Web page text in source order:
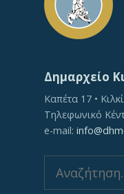
Δημαρχείο
Καπέτα 17 •
Τηλεφωνικό
e-mail:
for: